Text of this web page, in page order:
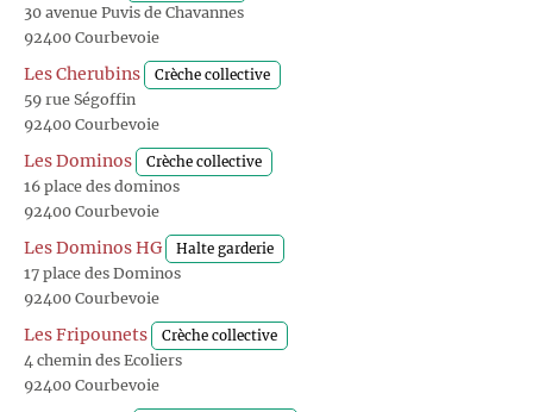
30 avenue Puvis de Chavannes
92400 Courbevoie
Les Cherubins Crèche collective
59 rue Ségoffin
92400 Courbevoie
Les Dominos Crèche collective
16 place des dominos
92400 Courbevoie
Les Dominos HG Halte garderie
17 place des Dominos
92400 Courbevoie
Les Fripounets Crèche collective
4 chemin des Ecoliers
92400 Courbevoie